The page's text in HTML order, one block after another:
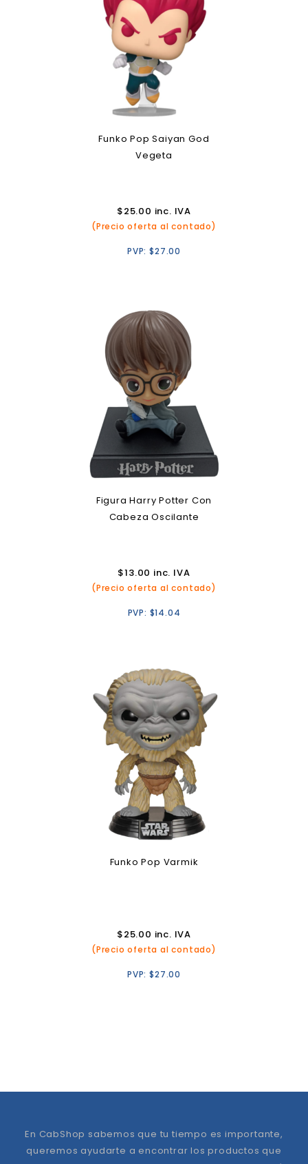
Funko Pop Saiyan God
Vegeta
$25.00 inc. IVA
(Precio oferta al contado)
PVP:$27.00
Figura Harry Potter Con
Cabeza Oscilante
$13.00 inc. IVA
(Precio oferta al contado)
PVP: $14.04
Funko Pop Varmik
$25.00 inc. IVA
(Precio oferta al contado)
PVP:$27.00
En CabShop sabemos que tu tiempo es importante,
queremos ayudarte a encontrar los productos que